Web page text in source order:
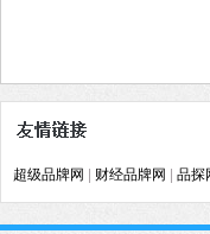
超级品牌网 财经品牌网 品探